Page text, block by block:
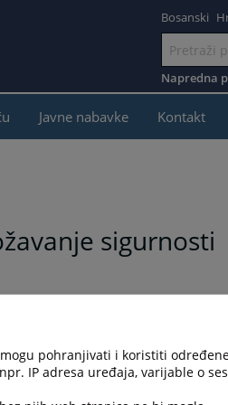
sadržaj
Bosanski
Napredna
Javne nabavke Kontakt
sigurnosti
Svako se smatra nevinim dok se
podiglo je optužnicu protiv
pohranjivati i koristiti
IP adresa uređaja, varijable o